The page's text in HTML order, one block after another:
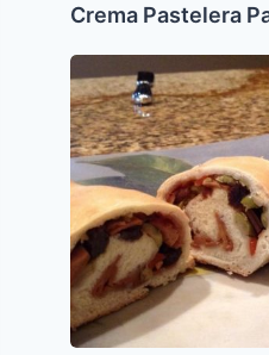
Crema Pastelera
Pan
de
Jamon
Vegetariano